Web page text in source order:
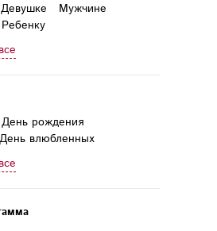
Девушке
Мужчине
Ребенку
Бабушке
День рождения
День влюбленных
Годовщина
Выпускной Юбилей